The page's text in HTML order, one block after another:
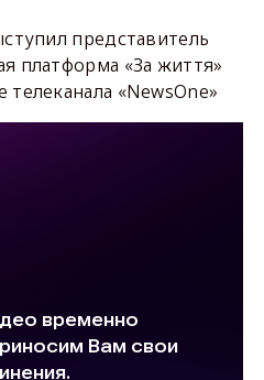
представитель
платформа «За життя»
«NewsOne»